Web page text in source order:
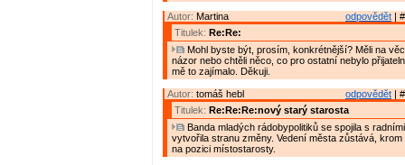
odpovědět |
Autor: Martina
Titulek: Re:Re:
Mohl byste být, prosím, konkrétnější? Měli na
názor nebo chtěli něco, co pro ostatní nebylo
mě to zajímalo. Děkuji.
odpovědět |
Autor: tomáš hebl
Titulek: Re:Re:Re:nový starý starosta
Banda mladých rádobypolitiků se spojila s
vytvořila stranu změny. Vedení města zůstává,
na pozici místostarosty.